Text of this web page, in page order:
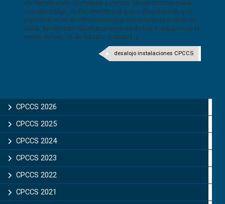
de Participación Ciudadana y Control Social informa que la
consejera Mgs. Sofía Almeida y el grupo de personas que
pernoctaron en el edificio principal ubicado en la ciudad de
Quito, se retiraron voluntariamente de dichas instalaciones la
noche de hoy, 16 de febrero. Debido [...]
desalojo instalaciones CPCCS
CPCCS 2026
CPCCS 2025
CPCCS 2024
CPCCS 2023
CPCCS 2022
CPCCS 2021